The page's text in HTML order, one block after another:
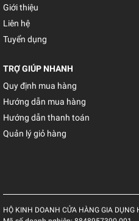
Giới thiệu
Liên hệ
Tuyển dụng
TRỢ GIÚP NHANH
Quy định mua hàng
Hướng dẫn mua hàng
Hướng dẫn thanh toán
Quản lý giỏ hàng
HỘ KINH DOANH CỬA HÀNG GIA DỤNG